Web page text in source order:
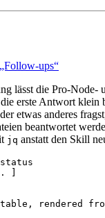
ups“
lässt die Pro-Node-
erste Antwort klein
etwas anderes
beantwortet
jq anstatt den Skill
]
rendered